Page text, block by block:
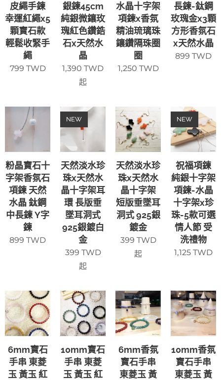
皮繩手鍊
幸運紅繩x5
顆寶石款
輕鬆收緊手
繩
799 TWD
銀鍊45cm
純銀微鑲玫
瑰紅色鑽鋯
石x天然水
晶
1,390 TWD
起
水晶十字架
項鍊x香氛
精油琉璃珠
鑲鑽隔珠圈
圈
1,250 TWD
長鍊-鈦鋼
玫瑰金x3顆
方形香氛石
x天然水晶
899 TWD
粉晶寶石十
字架香氛石
項鍊 天然
水晶 鈦鋼
中長鍊 Y字
鍊
899 TWD
天然淡水珍
珠x天然水
晶十字架耳
環 長版垂
墜耳洞式
925銀鍍白
金
NEW
399 TWD
起
天然淡水珍
珠x天然水
晶十字架
短版垂墜耳
洞式 925銀
鍍金
399 TWD
起
祝福項鍊
純銀十字架
項鍊-水晶
十字架x珍
珠-5款可選
情人節 受
洗禮物
NEW
1,125 TWD
6mm寶石
手串 東菱
玉 黃玉 紅
10mm寶石
手串 東菱
玉 黃玉 紅
6mm香氛
寶石手串
東菱玉 黃
10mm香氛
寶石手串
東菱玉 黃